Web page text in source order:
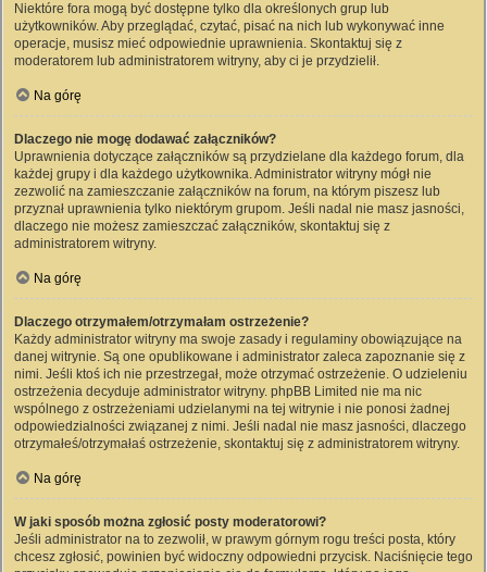
Niektóre fora mogą być dostępne tylko dla określonych grup lub
użytkowników. Aby przeglądać, czytać, pisać na nich lub wykonywać inne
operacje, musisz mieć odpowiednie uprawnienia. Skontaktuj się z
moderatorem lub administratorem witryny, aby ci je przydzielił.
Na górę
Dlaczego nie mogę dodawać załączników?
Uprawnienia dotyczące załączników są przydzielane dla każdego forum, dla
każdej grupy i dla każdego użytkownika. Administrator witryny mógł nie
zezwolić na zamieszczanie załączników na forum, na którym piszesz lub
przyznał uprawnienia tylko niektórym grupom. Jeśli nadal nie masz jasności,
dlaczego nie możesz zamieszczać załączników, skontaktuj się z
administratorem witryny.
Na górę
Dlaczego otrzymałem/otrzymałam ostrzeżenie?
Każdy administrator witryny ma swoje zasady i regulaminy obowiązujące na
danej witrynie. Są one opublikowane i administrator zaleca zapoznanie się z
nimi. Jeśli ktoś ich nie przestrzegał, może otrzymać ostrzeżenie. O udzieleniu
ostrzeżenia decyduje administrator witryny. phpBB Limited nie ma nic
wspólnego z ostrzeżeniami udzielanymi na tej witrynie i nie ponosi żadnej
odpowiedzialności związanej z nimi. Jeśli nadal nie masz jasności, dlaczego
otrzymałeś/otrzymałaś ostrzeżenie, skontaktuj się z administratorem witryny.
Na górę
W jaki sposób można zgłosić posty moderatorowi?
Jeśli administrator na to zezwolił, w prawym górnym rogu treści posta, który
chcesz zgłosić, powinien być widoczny odpowiedni przycisk. Naciśnięcie tego